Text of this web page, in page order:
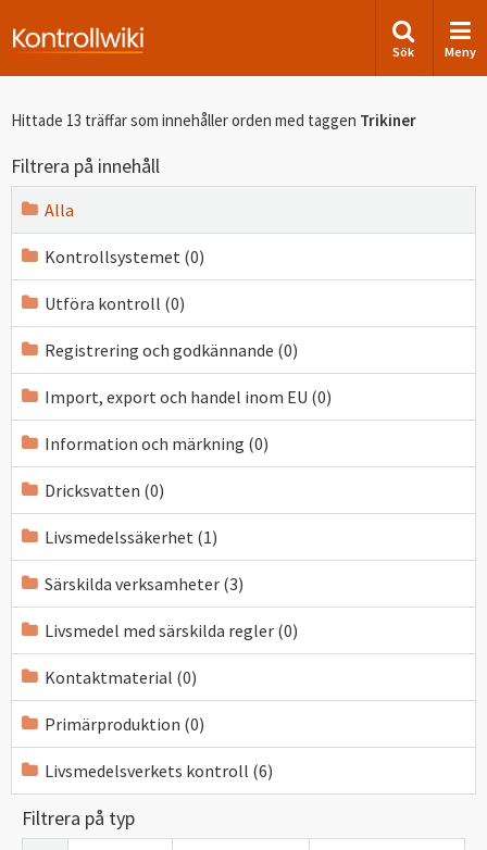
Sök Meny
Hittade 13 träffar som innehåller orden med taggen Trikiner
Filtrera på innehåll
Alla
Kontrollsystemet (0)
Utföra kontroll (0)
Registrering och godkännande (0)
Import, export och handel inom EU (0)
Information och märkning (0)
Dricksvatten (0)
Livsmedelssäkerhet (1)
Särskilda verksamheter (3)
Livsmedel med särskilda regler (0)
Kontaktmaterial (0)
Primärproduktion (0)
Livsmedelsverkets kontroll (6)
Filtrera på typ